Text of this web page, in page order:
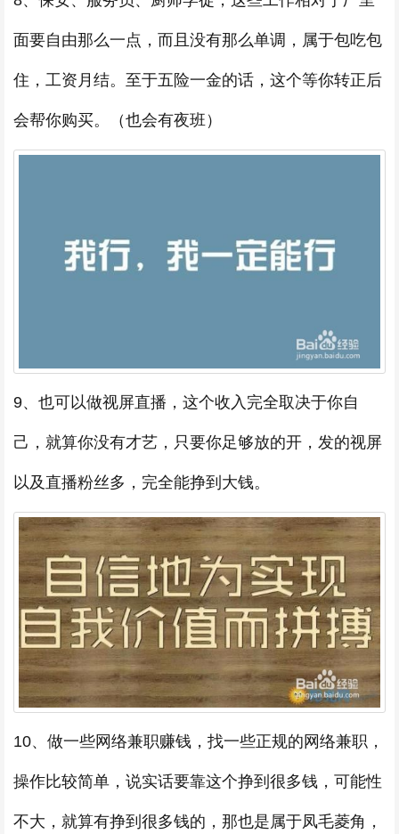
面要自由那么一点，而且没有那么单调，属于包吃包
住，工资月结。至于五险一金的话，这个等你转正后
会帮你购买。（也会有夜班）
9、也可以做视屏直播，这个收入完全取决于你自
己，就算你没有才艺，只要你足够放的开，发的视屏
以及直播粉丝多，完全能挣到大钱。
10、做一些网络兼职赚钱，找一些正规的网络兼职，
操作比较简单，说实话要靠这个挣到很多钱，可能性
不大，就算有挣到很多钱的，那也是属于凤毛菱角，